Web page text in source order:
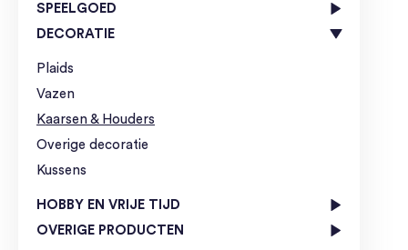
SPEELGOED
DECORATIE
Plaids
Vazen
Kaarsen & Houders
Overige decoratie
Kussens
HOBBY EN VRIJE TIJD
OVERIGE PRODUCTEN